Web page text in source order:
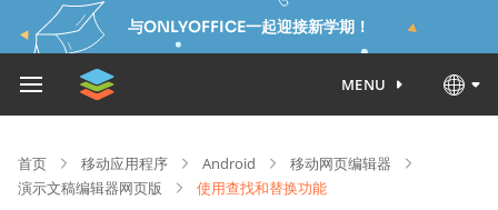
与ONLYOFFICE一起迎接新学期！
MENU
首页 移动应用程序 Android
移动网页编辑器
演示文稿编辑器网页版
使用查找和替换功能